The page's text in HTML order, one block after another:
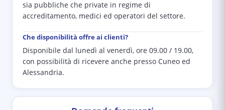
sia pubbliche che private in regime di
accreditamento, medici ed operatori del settore.
Che disponibilità offre ai clienti?
Disponibile dal lunedì al venerdì, ore 09.00 / 19.00,
con possibilità di ricevere anche presso Cuneo ed
Alessandria.